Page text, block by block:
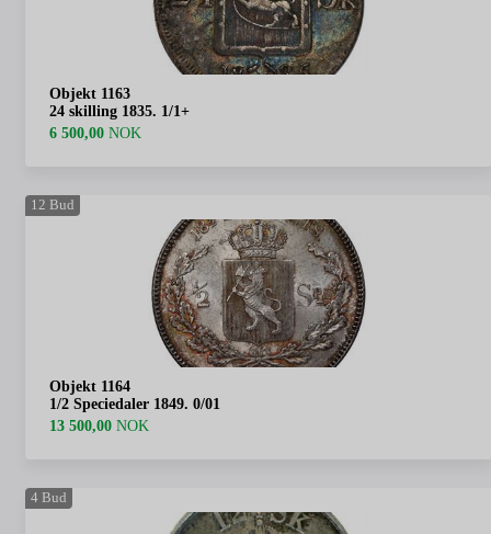
Objekt 1163
24 skilling 1835. 1/1+
6 500,00 NOK
12 Bud
Objekt 1164
1/2 Speciedaler 1849. 0/01
13 500,00 NOK
4 Bud